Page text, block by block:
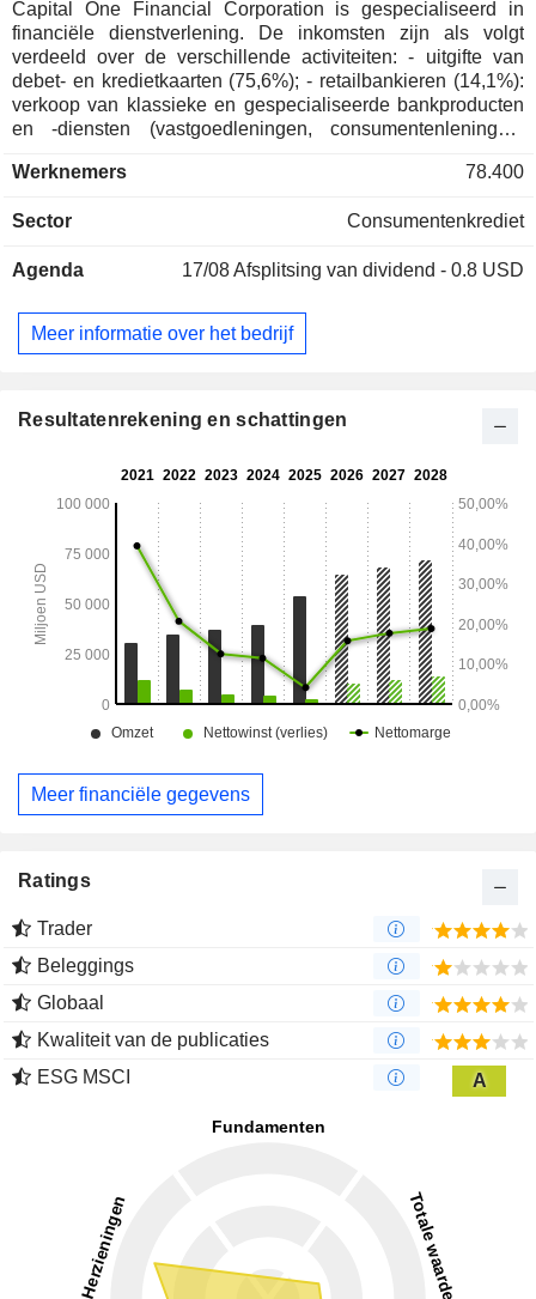
Capital One Financial Corporation is gespecialiseerd in
financiële dienstverlening. De inkomsten zijn als volgt
verdeeld over de verschillende activiteiten: - uitgifte van
debet- en kredietkaarten (75,6%); - retailbankieren (14,1%):
verkoop van klassieke en gespecialiseerde bankproducten
en -diensten (vastgoedleningen, consumentenleningen,
(10,3%).
Werknemers 78.400
Sector Consumentenkrediet
Agenda 17/08Afsplitsing van dividend - 0.8 USD
Meer informatie over het bedrijf
Resultatenrekening en schattingen
Meer financiële gegevens
Ratings
Trader
Beleggings
Globaal
Kwaliteit van de publicaties
ESG MSCI
A